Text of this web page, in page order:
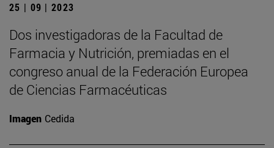
25 | 09 | 2023
Dos investigadoras de la Facultad de
Farmacia y Nutrición, premiadas en el
congreso anual de la Federación Europea
de Ciencias Farmacéuticas
Imagen Cedida